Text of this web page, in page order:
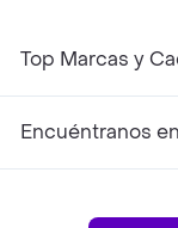
Top Marcas y
Encuéntranos